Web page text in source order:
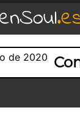
de 2020